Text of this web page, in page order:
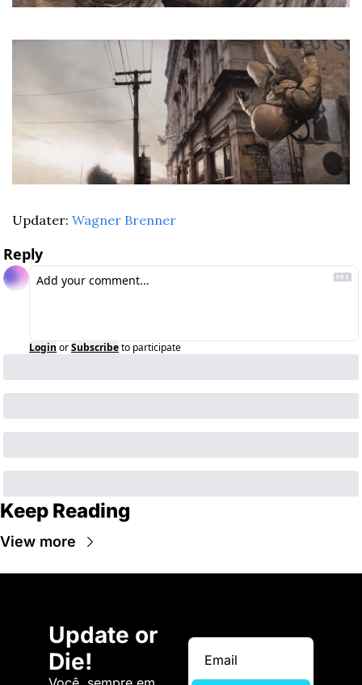
Updater: Wagner Brenner
Reply
Login orSubscribeto participate
Keep Reading
View more
Update or
Die!